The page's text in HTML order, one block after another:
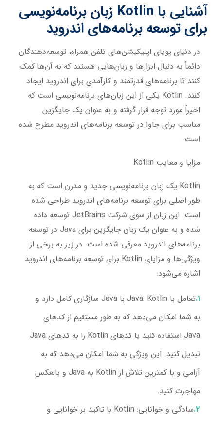
آشنایی با Kotlin زبان برنامه‌نویسی
برای توسعه برنامه‌های اندروید
در دنیای پویای اپلیکیشن‌های تلفن همراه، توسعه‌دهندگان
دائماً به دنبال ابزارها و زبان‌هایی هستند که به آن‌ها کمک
کنند تا برنامه‌های قدرتمند و کارآمدی برای اندروید ایجاد
کنند. Kotlin یکی از این زبان‌های برنامه‌نویسی است که
اخیراً مورد توجه قرار گرفته و به عنوان یک جایگزین
مناسب برای جاوا در توسعه برنامه‌های اندروید مطرح شده
است.
مزایا و معایب Kotlin
Kotlin یک زبان برنامه‌نویسی جدید و مدرن است که به
طور اصلی برای توسعه برنامه‌های اندروید طراحی شده
است. این زبان از سوی شرکت JetBrains توسعه داده
شده و به عنوان یک زبان جایگزین برای Java در توسعه
برنامه‌های اندروید معرفی شده است. در زیر به برخی از
ویژگی‌ها و مزایای Kotlin برای توسعه برنامه‌های اندروید
اشاره می‌شود:
تعامل با Java
: Kotlin با Java سازگاری کامل دارد و
به شما امکان می‌دهد که به طور مستقیم از کدهای
Java استفاده کنید یا کدهای Kotlin را به کدهای Java
تبدیل کنید. این ویژگی به شما امکان می‌دهد که به
آرامی و با کمترین تلاش از Kotlin به Java و بالعکس
مهاجرت کنید.
سادگی و خوانایی
: Kotlin با تاکید بر خوانایی و